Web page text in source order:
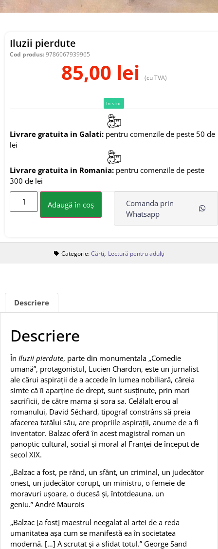
Iluzii pierdute
Cod produs:9786067939965
85,00 lei (cu TVA)
In stoc
Livrare gratuita in Galati: pentru comenzile de peste 50 de
lei
Livrare gratuita in Romania: pentru comenzile de peste
300 de lei
Adaugă în coș
Comanda prin
Whatsapp
Categorie:Cărți, Lectură pentru adulți
Descriere
Descriere
În Iluzii pierdute, parte din monumentala „Comedie
umană”, protagonistul, Lucien Chardon, este un jurnalist
ale cărui aspirații de a accede în lumea nobiliară, căreia
simte că îi aparține de drept, sunt susținute, prin mari
sacrificii, de către mama și sora sa. Celălalt erou al
romanului, David Séchard, tipograf constrâns să preia
afacerea tatălui său, are propriile aspirații, anume de a fi
inventator. Balzac oferă în acest magistral roman un
panoptic cultural, social și moral al Franței de început de
secol XIX.
„Balzac a fost, pe rând, un sfânt, un criminal, un judecător
onest, un judecător corupt, un ministru, o femeie de
moravuri ușoare, o ducesă și, întotdeauna, un
geniu.” André Maurois
„Balzac [a fost] maestrul neegalat al artei de a reda
umanitatea așa cum se manifestă ea în societatea
modernă. […] A scrutat și a sfidat totul.” George Sand